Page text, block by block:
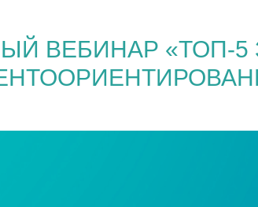
ВЕБИНАР «ТОП-5